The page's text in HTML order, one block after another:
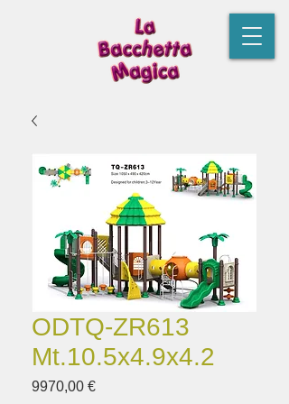
ODTQ-ZR613
Mt.10.5x4.9x4.2
9970,00 €Prezzo